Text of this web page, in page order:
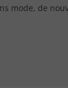
mode, de